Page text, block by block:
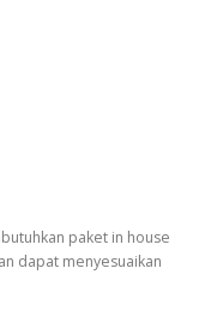
paket in house
dapat menyesuaikan